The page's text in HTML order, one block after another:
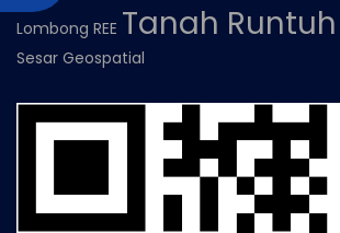
Lombong REE Tanah Runtuh
Sesar Geospatial